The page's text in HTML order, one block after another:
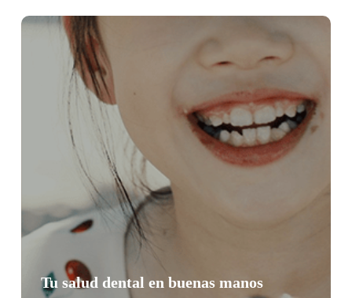
Tu salud dental en buenas manos